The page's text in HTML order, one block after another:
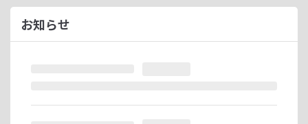
今後はサジェスト以外のキーワード取得手段も有料プランに
て提供してまいりますので、そちらにて対応できる見通しで
ございます。
ラッコIDアフィリエイトにて、「ラッコキーワード」のアフ
ィリエイト案件をお取り扱いいたしております。
無料のユーザー登録、利用開始（初回ログイン）と有料プラ
ラッコIDアフィリエイトは、「ユーザー情報」「銀行口座情
お知らせ